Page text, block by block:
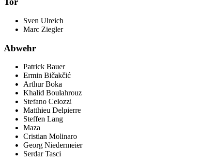
Sven Ulreich
Marc Ziegler
Abwehr
Patrick Bauer
Ermin Bičakčić
Arthur Boka
Khalid Boulahrouz
Stefano Celozzi
Matthieu Delpierre
Steffen Lang
Maza
Cristian Molinaro
Georg Niedermeier
Serdar Tasci